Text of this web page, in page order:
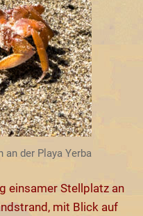
an der Playa Yerba
einsamer Stellplatz an
mit Blick auf